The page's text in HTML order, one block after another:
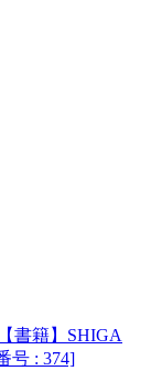
【書籍】SHIGA
号 : 374]